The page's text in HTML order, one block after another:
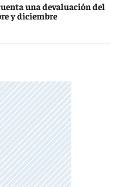
una devaluación del
y diciembre